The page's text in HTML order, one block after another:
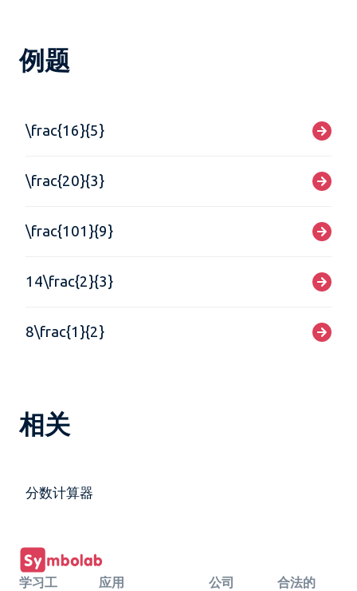
例题
\frac{16}{5}
\frac{20}{3}
\frac{101}{9}
14\frac{2}{3}
8\frac{1}{2}
相关
分数计算器
学习工
应用
公司
合法的